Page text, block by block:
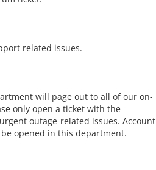
related issues.
will page out to all of our on-
only open a ticket with the
outage-related issues. Account
opened in this department.